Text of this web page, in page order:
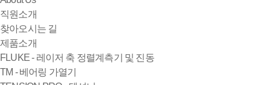
직원소개
찾아오시는 길
제품소개
FLUKE - 레이저 축 정렬계측기 및 진동
TM - 베어링 가열기